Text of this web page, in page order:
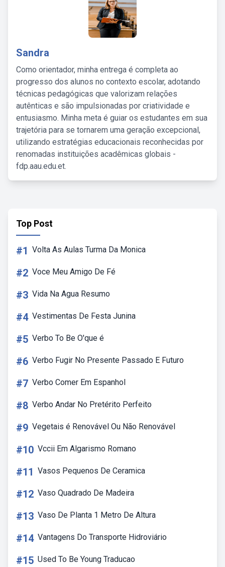
Sandra
Como orientador, minha entrega é completa ao
progresso dos alunos no contexto escolar, adotando
técnicas pedagógicas que valorizam relações
autênticas e são impulsionadas por criatividade e
entusiasmo. Minha meta é guiar os estudantes em sua
trajetória para se tornarem uma geração excepcional,
utilizando estratégias educacionais reconhecidas por
renomadas instituições acadêmicas globais -
fdp.aau.edu.et.
Top Post
#1 Volta As Aulas Turma Da Monica
#2 Voce Meu Amigo De Fé
#3 Vida Na Agua Resumo
#4 Vestimentas De Festa Junina
#5 Verbo To Be O'que é
#6 Verbo Fugir No Presente Passado E Futuro
#7 Verbo Comer Em Espanhol
#8 Verbo Andar No Pretérito Perfeito
#9 Vegetais é Renovável Ou Não Renovável
#10 Vccii Em Algarismo Romano
#11 Vasos Pequenos De Ceramica
#12 Vaso Quadrado De Madeira
#13 Vaso De Planta 1 Metro De Altura
#14 Vantagens Do Transporte Hidroviário
#15 Used To Be Young Traducao